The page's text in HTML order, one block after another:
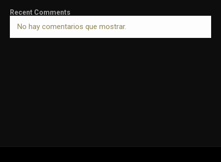
Recent Comments
No hay comentarios que mostrar.